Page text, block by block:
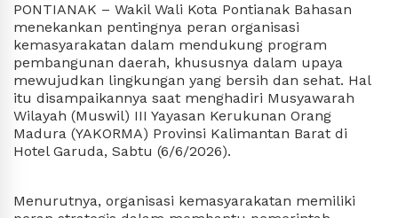
PONTIANAK – Wakil Wali Kota Pontianak Bahasan
menekankan pentingnya peran organisasi
kemasyarakatan dalam mendukung program
pembangunan daerah, khususnya dalam upaya
mewujudkan lingkungan yang bersih dan sehat. Hal
itu disampaikannya saat menghadiri Musyawarah
Wilayah (Muswil) III Yayasan Kerukunan Orang
Madura (YAKORMA) Provinsi Kalimantan Barat di
Hotel Garuda, Sabtu (6/6/2026).
Menurutnya, organisasi kemasyarakatan memiliki